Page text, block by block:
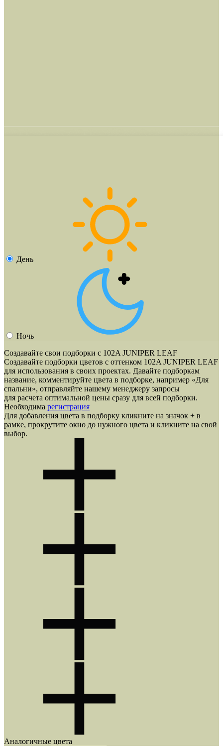
День
Ночь
Создавайте свои подборки с 102A JUNIPER LEAF
Создавайте подборки цветов с оттенком 102A JUNIPER LEAF
для использования в своих проектах. Давайте подборкам
название, комментируйте цвета в подборке, например «Для
спальни», отправляйте нашему менеджеру запросы
для расчета оптимальной цены сразу для всей подборки.
Необходима регистрация
Для добавления цвета в подборку кликните на значок + в
рамке, прокрутите окно до нужного цвета и кликните на свой
выбор.
Аналогичные цвета